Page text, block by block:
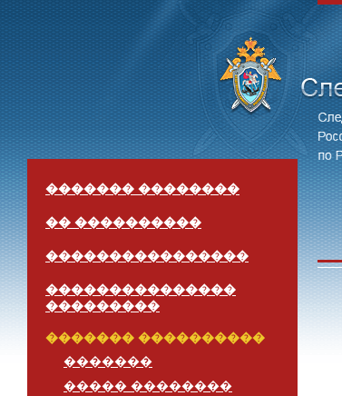
������� ��������
�� ����������
����������������
���������������
���������
������� ����������
�������
����� ��������